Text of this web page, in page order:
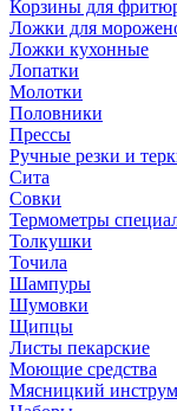
Корзины для
Ложки для
Ложки кухонные
Лопатки
Молотки
Половники
Прессы
Ручные резки и
Сита
Совки
Термометры
Толкушки
Точила
Шампуры
Шумовки
Щипцы
Листы пекарские
Моющие средства
Мясницкий